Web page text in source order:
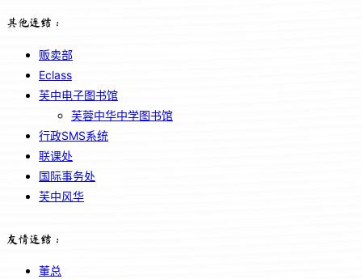
其他连结：
贩卖部
Eclass
芙中电子图书馆
芙蓉中华中学图书馆
行政SMS系统
联课处
国际事务处
芙中风华
友情连结：
董总